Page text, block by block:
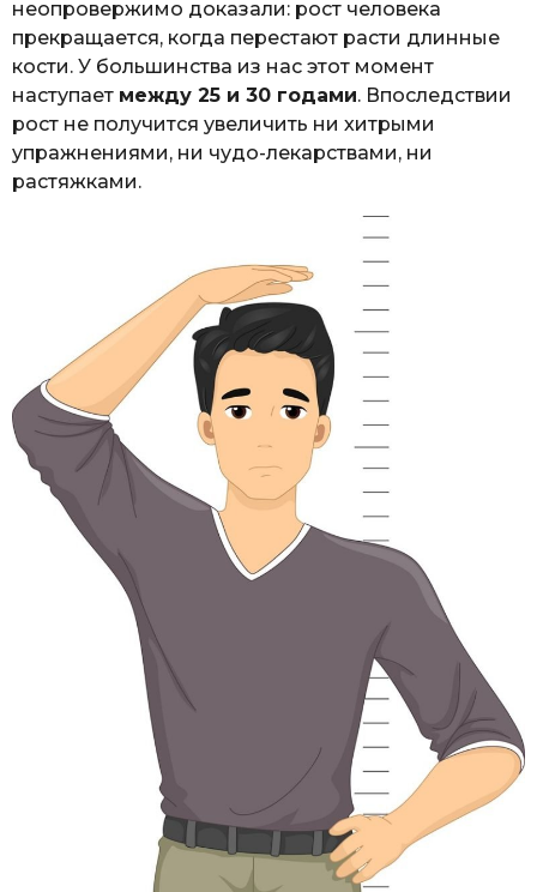
неопровержимо доказали: рост человека
прекращается, когда перестают расти длинные
кости. У большинства из нас этот момент
наступает между 25 и 30 годами. Впоследствии
рост не получится увеличить ни хитрыми
упражнениями, ни чудо-лекарствами, ни
растяжками.